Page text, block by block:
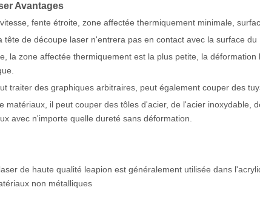
Avantages
fente étroite, zone affectée thermiquement minimale,
tête de découpe laser n'entrera pas en contact avec la surface du
la zone affectée thermiquement est la plus petite, la
traiter des graphiques arbitraires, peut également couper des
matériaux, il peut couper des tôles d'acier, de l'acier inoxydable,
avec n'importe quelle dureté sans déformation.
de haute qualité leapion est généralement utilisée dans
non métalliques